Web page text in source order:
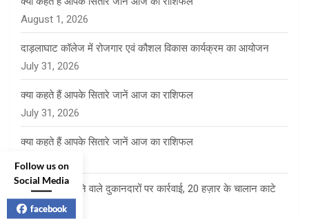
August 1, 2026
दाड़लाघाट कॉलेज में रोजगार एवं कौशल विकास कार्यक्रम का आयोजन
July 31, 2026
क्या कहते हैं आपके सितारे जानें आज का राशिफल
July 31, 2026
क्या कहते हैं आपके सितारे जानें आज का राशिफल
July 30, 2026
खुली सिगरेट बेचने वाले दुकानदारों पर कार्रवाई, 20 हज़ार के चालान काटे
July 29, 2026
Follow us on
Social Media
facebook